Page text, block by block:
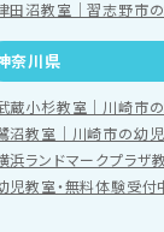
田沼教室｜習志野市
奈川県
蔵小杉教室｜川崎市
沼教室｜川崎市の幼
浜ランドマークプラザ
児教室・無料体験受付